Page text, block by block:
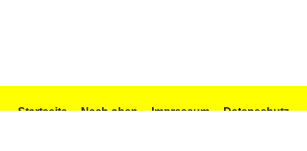
Startseite Nach oben Impressum Datenschutz